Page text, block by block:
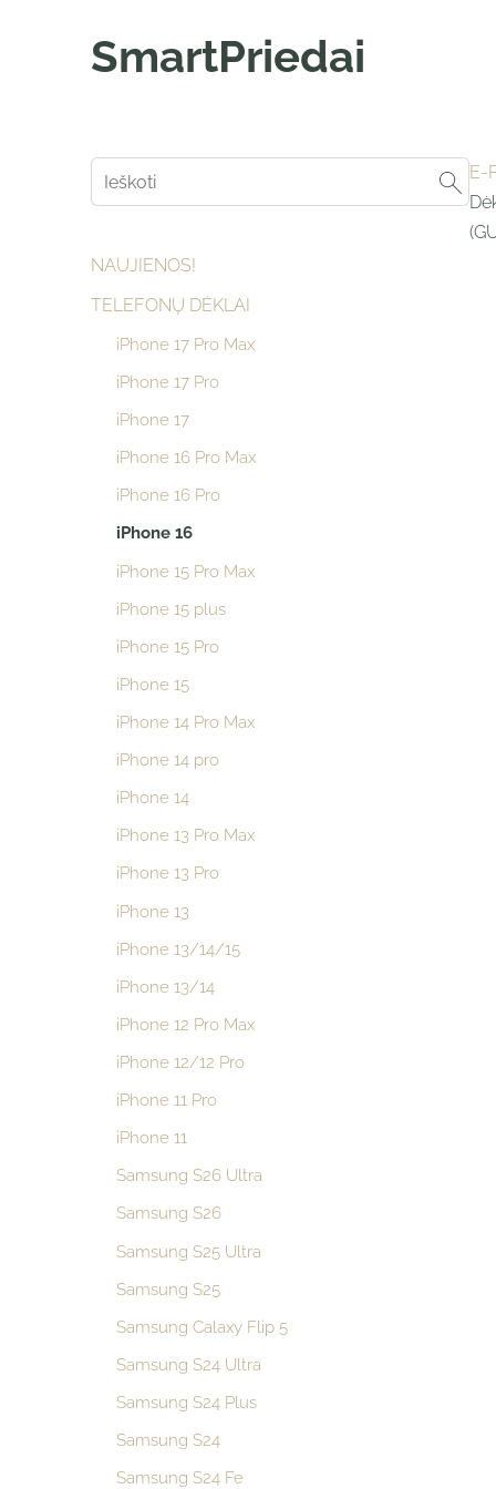
SmartPriedai
NAUJIENOS!
TELEFONŲ DĖKLAI
iPhone 17 Pro Max
iPhone 17 Pro
iPhone 17
iPhone 16 Pro Max
iPhone 16 Pro
iPhone 16
iPhone 15 Pro Max
iPhone 15 plus
iPhone 15 Pro
iPhone 15
iPhone 14 Pro Max
iPhone 14 pro
iPhone 14
iPhone 13 Pro Max
iPhone 13 Pro
iPhone 13
iPhone 13/14/15
iPhone 13/14
iPhone 12 Pro Max
iPhone 12/12 Pro
iPhone 11 Pro
iPhone 11
Samsung S26 Ultra
Samsung S26
Samsung S25 Ultra
Samsung S25
Samsung Calaxy Flip 5
Samsung S24 Ultra
Samsung S24 Plus
Samsung S24
Samsung S24 Fe
E-